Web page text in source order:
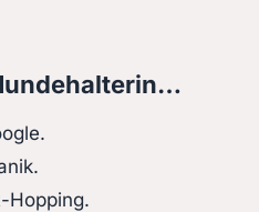
Hopping.